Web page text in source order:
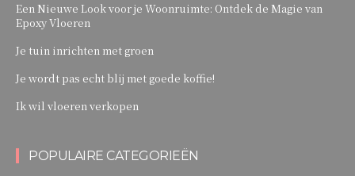
Een Nieuwe Look voor je Woonruimte: Ontdek de Magie van
Epoxy Vloeren
Je tuin inrichten met groen
Je wordt pas echt blij met goede koffie!
Ik wil vloeren verkopen
POPULAIRE CATEGORIEËN